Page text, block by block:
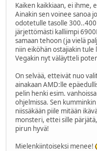
Kaiken kaikkiaan, ei ihme,
Ainakin sen voinee sanoa
odotetulle tasolle
järjettömästi kalliimpi
samaan tehoon (ja vielä
niin eiköhän ostajiakin
Vegakin nyt väläytteli
On selvää, etteivät nuo
ainakaan AMD:lle
pelin henki esim.
ohjelmissa. Sen
niissäkään piile mitään
monsteri, ettei sille
pirun hyvä!
Mielenkiintoiseksi menee!